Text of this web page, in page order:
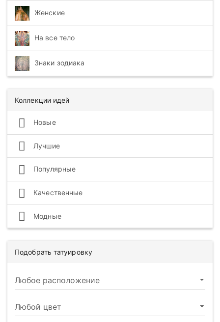
Женские
На все тело
Знаки зодиака
Коллекции идей
Новые
Лучшие
Популярные
Качественные
Модные
Подобрать татуировку